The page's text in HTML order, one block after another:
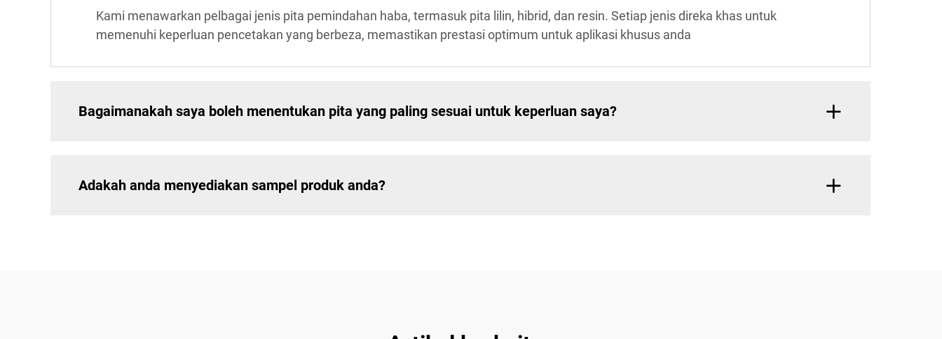
Kami menawarkan pelbagai jenis pita pemindahan haba, termasuk pita lilin, hibrid, dan resin. Setiap jenis direka khas untuk
memenuhi keperluan pencetakan yang berbeza, memastikan prestasi optimum untuk aplikasi khusus anda
Bagaimanakah saya boleh menentukan pita yang paling sesuai untuk keperluan saya?
Adakah anda menyediakan sampel produk anda?